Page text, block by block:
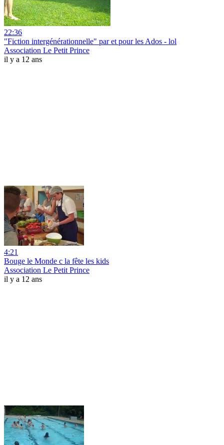
22:36
"Fiction intergénérationnelle" par et pour les Ados - lol
Association Le Petit Prince
il y a 12 ans
4:21
Bouge le Monde c la fête les kids
Association Le Petit Prince
il y a 12 ans